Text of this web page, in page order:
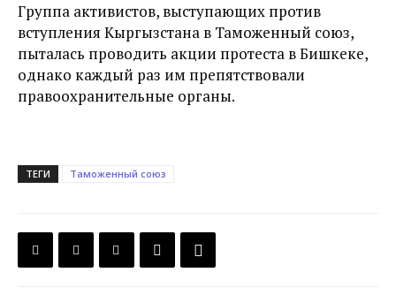
Группа активистов, выступающих против
вступления Кыргызстана в Таможенный союз,
пыталась проводить акции протеста в Бишкеке,
однако каждый раз им препятствовали
правоохранительные органы.
ТЕГИ Таможенный союз